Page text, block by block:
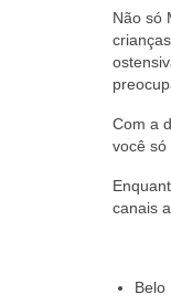
Não só
Com a
você só
canais
Belo